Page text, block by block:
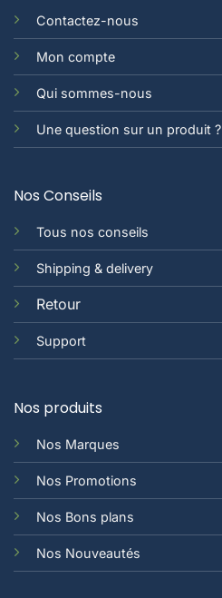
Contactez-nous
Mon compte
Qui sommes-nous
Une question sur un produit ?
Nos Conseils
Tous nos conseils
Shipping & delivery
Retour
Support
Nos produits
Nos Marques
Nos Promotions
Nos Bons plans
Nos Nouveautés